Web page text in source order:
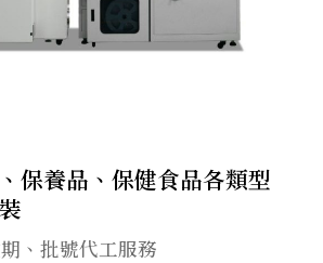
保養品、保健食品各類型
、批號代工服務